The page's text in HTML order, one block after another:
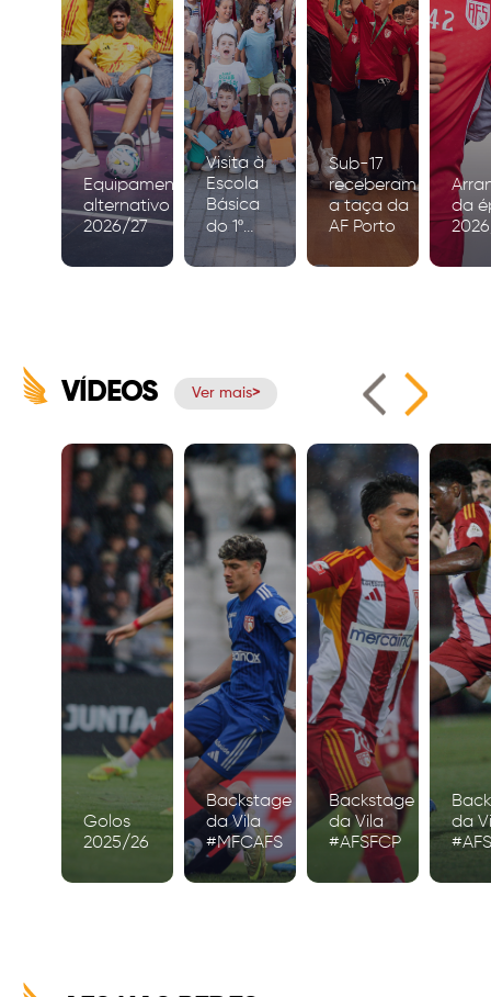
Equipamento
alternativo
2026/27
Visita à
Escola
Básica
do 1º
Ciclo de
Igreja
Sub-17
receberam
a taça da
AF Porto
da
VÍDEOS Ver mais
Golos
2025/26
Backstage
da Vila
#MFCAFS
Backstage
da Vila
#AFSFCP
da